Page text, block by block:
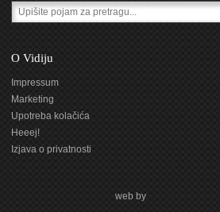
O Vidiju
Impressum
Marketing
Upotreba kolačića
Heeej!
Izjava o privatnosti
web by